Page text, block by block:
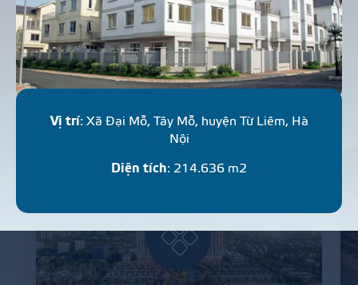
CHUNGCƯ
NHÀ Ở
Vị trí: Xã Đại Mỗ, Tây Mỗ, huyện Từ Liêm, Hà
Nội
Diện tích: 214.636 m2